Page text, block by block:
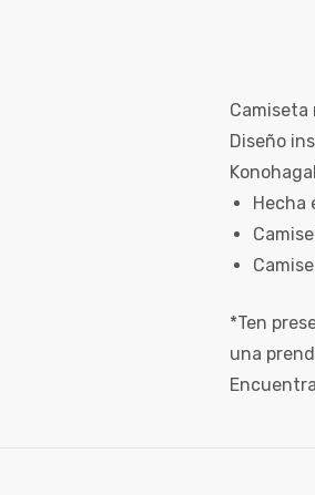
Camiseta
Diseño
Hecha
*Ten
una